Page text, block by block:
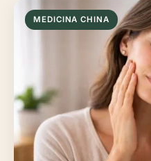
MEDICINA CHINA